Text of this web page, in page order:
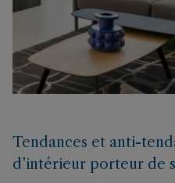
Tendances et anti-
d’intérieur porteur de